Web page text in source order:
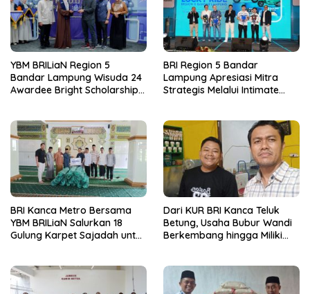
YBM BRILiaN Region 5
Bandar Lampung Wisuda 24
Awardee Bright Scholarship
BRI Region 5 Bandar
Lampung Apresiasi Mitra
Strategis Melalui Intimate
Ride
BRI Kanca Metro Bersama
YBM BRILiaN Salurkan 18
Gulung Karpet Sajadah untuk
Dari KUR BRI Kanca Teluk
Betung, Usaha Bubur Wandi
Berkembang hingga Miliki